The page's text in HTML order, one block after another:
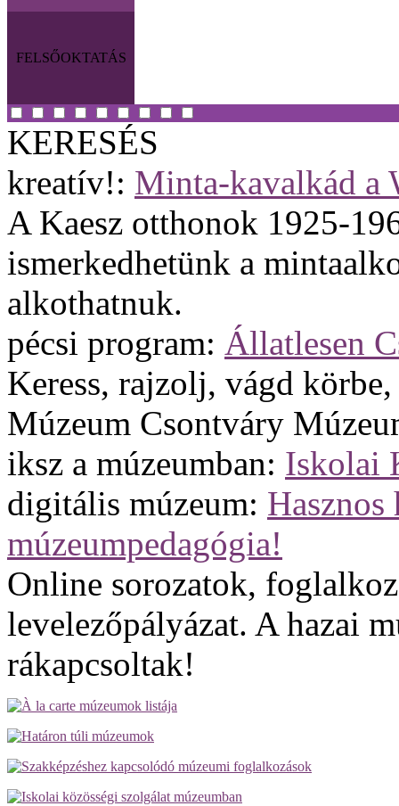
FELSŐOKTATÁS
KERESÉS
kreatív!: Minta-kavalkád a
A Kaesz otthonok 1925-
ismerkedhetünk a
alkothatnuk.
pécsi program: Állatlesen
Keress, rajzolj, vágd
Múzeum Csontváry
iksz a múzeumban: Iskolai
digitális múzeum:
múzeumpedagógia!
Online sorozatok,
levelezőpályázat. A hazai
rákapcsoltak!